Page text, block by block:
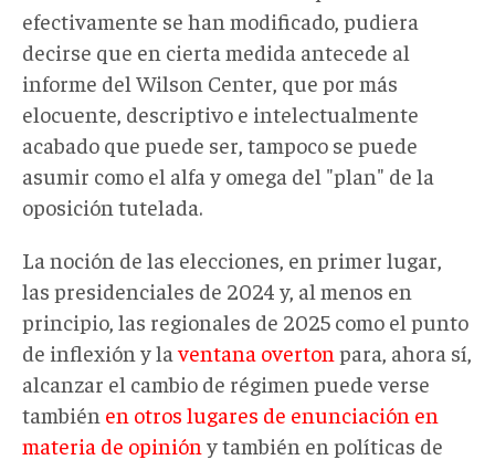
efectivamente se han modificado, pudiera
decirse que en cierta medida antecede al
informe del Wilson Center, que por más
elocuente, descriptivo e intelectualmente
acabado que puede ser, tampoco se puede
asumir como el alfa y omega del "plan" de la
oposición tutelada.
La noción de las elecciones, en primer lugar,
las presidenciales de 2024 y, al menos en
principio, las regionales de 2025 como el punto
de inflexión y laventana overton para, ahora sí,
alcanzar el cambio de régimen puede verse
también en otros lugares de enunciación en
materia de opinión y también en políticas de